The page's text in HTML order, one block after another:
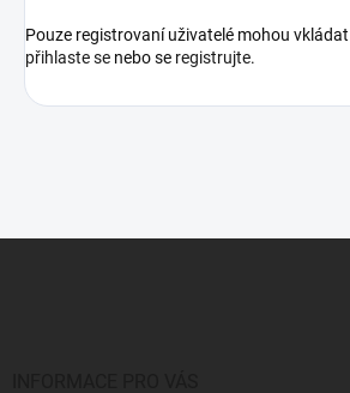
Pouze registrovaní uživatelé mohou
přihlaste se nebo se registrujte.